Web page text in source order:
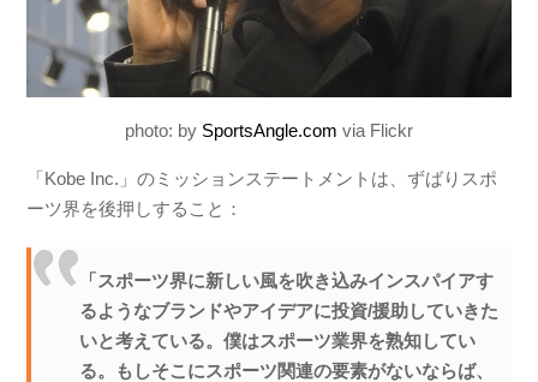
photo: by SportsAngle.com via Flickr
「Kobe Inc.」のミッションステートメントは、ずばりスポ
ーツ界を後押しすること：
「スポーツ界に新しい風を吹き込みインスパイアす
るようなブランドやアイデアに投資/援助していきた
いと考えている。僕はスポーツ業界を熟知してい
る。もしそこにスポーツ関連の要素がないならば、